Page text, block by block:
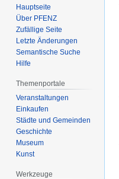
Hauptseite
Über PFENZ
Zufällige Seite
Letzte Änderungen
Semantische Suche
Hilfe
Themenportale
Veranstaltungen
Einkaufen
Städte und Gemeinden
Geschichte
Museum
Kunst
Werkzeuge